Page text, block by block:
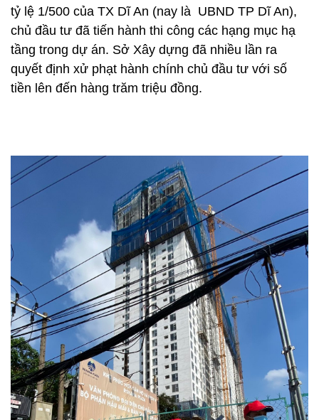
tỷ lệ 1/500 của TX Dĩ An (nay là UBND TP Dĩ An),
chủ đầu tư đã tiến hành thi công các hạng mục hạ
tầng trong dự án. Sở Xây dựng đã nhiều lần ra
quyết định xử phạt hành chính chủ đầu tư với số
tiền lên đến hàng trăm triệu đồng.